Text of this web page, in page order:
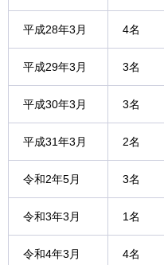
平成28年3月 4名
平成29年3月 3名
平成30年3月 3名
平成31年3月 2名
令和2年5月 3名
令和3年3月 1名
令和4年3月 4名